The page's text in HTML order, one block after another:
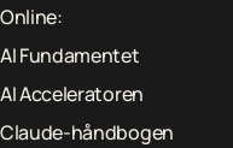
Online:
AI Fundamentet
AI Acceleratoren
Claude-håndbogen